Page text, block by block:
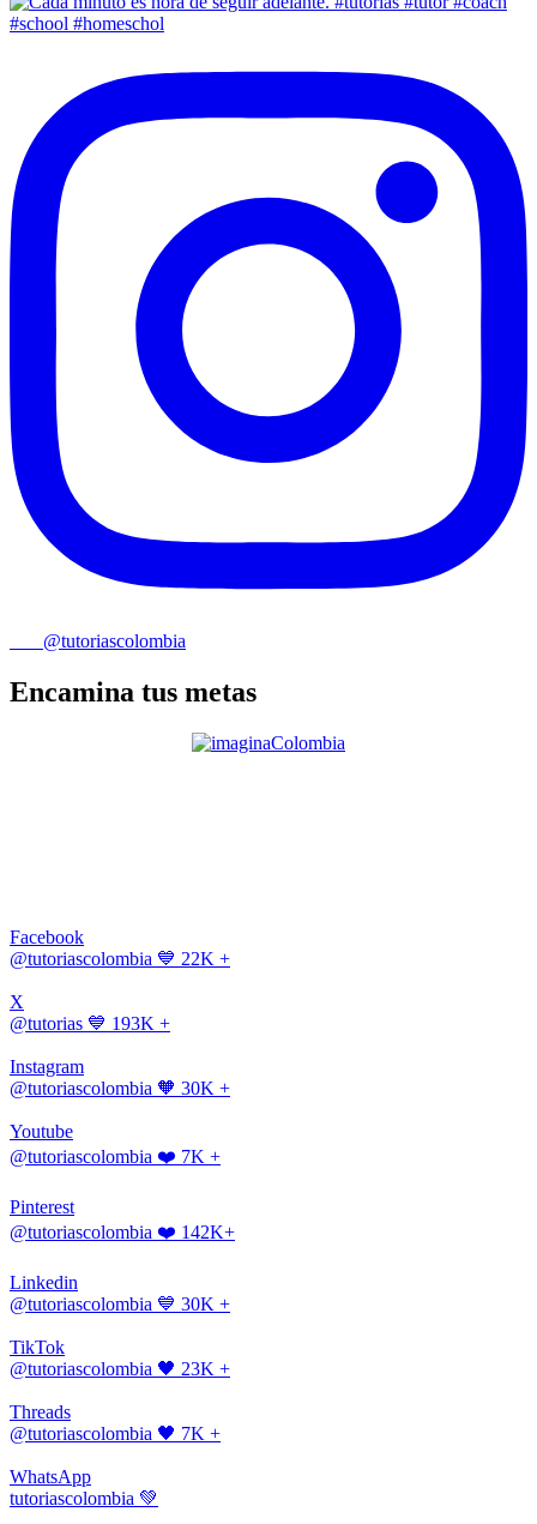
@tutoriascolombia
Encamina tus metas
Facebook
@tutoriascolombia 💙 22K +
X
@tutorias 💙 193K +
Instagram
@tutoriascolombia 🧡 30K +
Youtube
@tutoriascolombia ❤️ 7K +
Pinterest
@tutoriascolombia ❤️ 142K+
Linkedin
@tutoriascolombia 💙 30K +
TikTok
@tutoriascolombia 🖤 23K +
Threads
@tutoriascolombia 🖤 7K +
WhatsApp
tutoriascolombia 💚